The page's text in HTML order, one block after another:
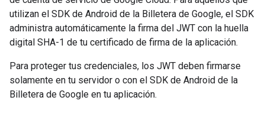
utilizan el SDK de Android de la Billetera de Google, el SDK
administra automáticamente la firma del JWT con la huella
digital SHA-1 de tu certificado de firma de la aplicación.
Para proteger tus credenciales, los JWT deben firmarse
solamente en tu servidor o con el SDK de Android de la
Billetera de Google en tu aplicación.